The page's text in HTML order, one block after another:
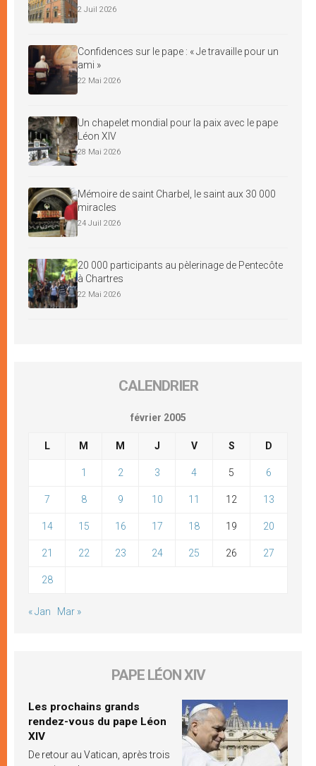
2 Juil 2026
Confidences sur le pape : « Je travaille pour un
ami »
22 Mai 2026
Un chapelet mondial pour la paix avec le pape
Léon XIV
28 Mai 2026
Mémoire de saint Charbel, le saint aux 30 000
miracles
24 Juil 2026
20 000 participants au pèlerinage de Pentecôte
à Chartres
22 Mai 2026
CALENDRIER
février 2005
L M M J V S D
1 2 3 4 5 6
7 8 9 10 11 12 13
14 15 16 17 18 19 20
21 22 23 24 25 26 27
28
« Jan Mar »
PAPE LÉON XIV
Les prochains grands
rendez-vous du pape Léon
XIV
De retour au Vatican, après trois